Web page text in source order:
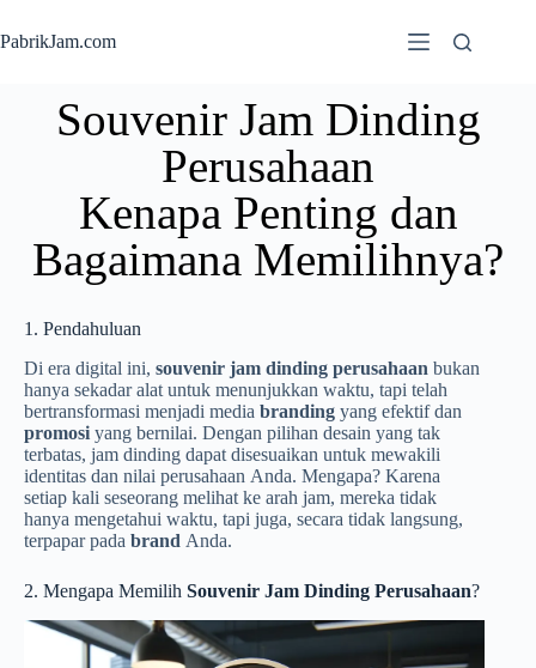
PabrikJam.com
Souvenir Jam Dinding
Perusahaan
Kenapa Penting dan
Bagaimana Memilihnya?
1. Pendahuluan
Di era digital ini, souvenir jam dinding perusahaan bukan
hanya sekadar alat untuk menunjukkan waktu, tapi telah
bertransformasi menjadi media branding yang efektif dan
promosi yang bernilai. Dengan pilihan desain yang tak
terbatas, jam dinding dapat disesuaikan untuk mewakili
identitas dan nilai perusahaan Anda. Mengapa? Karena
setiap kali seseorang melihat ke arah jam, mereka tidak
hanya mengetahui waktu, tapi juga, secara tidak langsung,
terpapar pada brand Anda.
2. Mengapa Memilih Souvenir Jam Dinding Perusahaan?